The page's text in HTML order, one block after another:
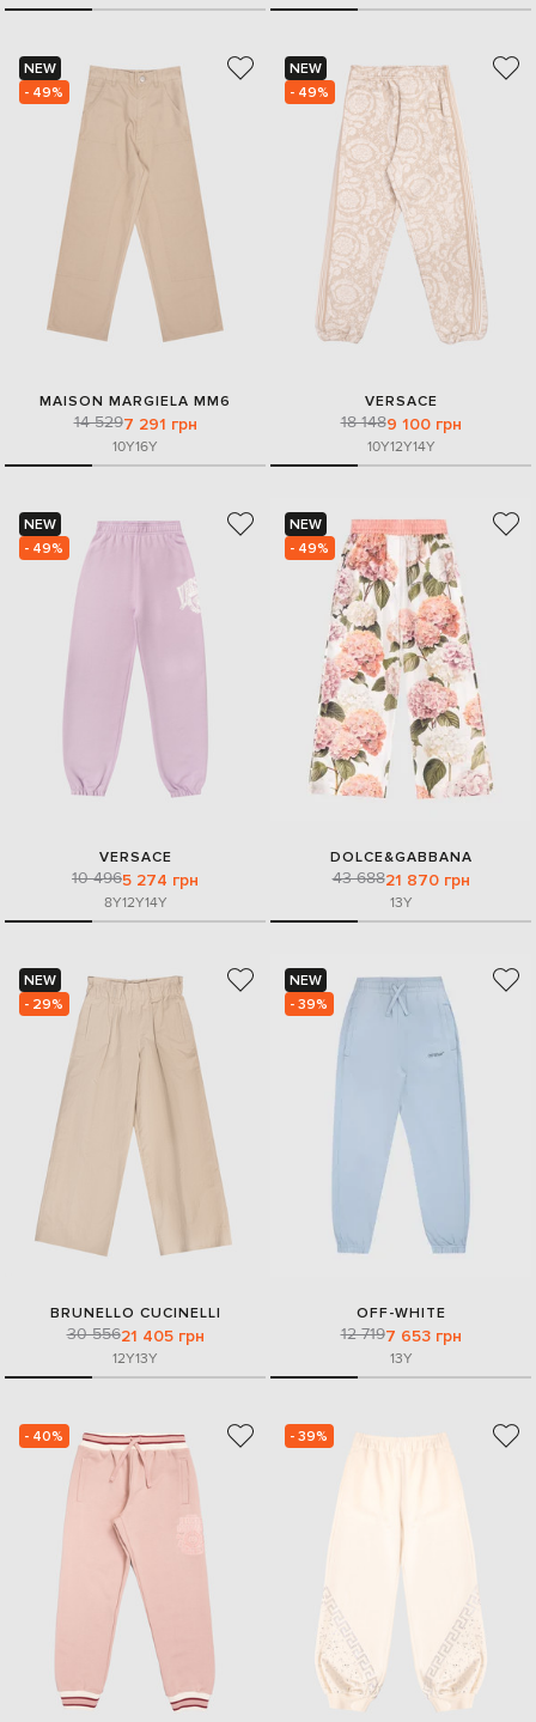
NEW
- 49%
MAISON MARGIELA MM6
14 5297 291 грн
10Y16Y
NEW
- 49%
VERSACE
18 1489 100 грн
10Y12Y14Y
NEW
- 49%
VERSACE
10 4965 274 грн
8Y12Y14Y
NEW
- 49%
DOLCE&GABBANA
43 68821 870 грн
13Y
NEW
- 29%
BRUNELLO CUCINELLI
30 55621 405 грн
12Y13Y
NEW
- 39%
OFF-WHITE
12 7197 653 грн
13Y
- 40% - 39%